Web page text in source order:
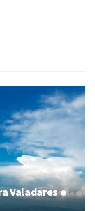
Valadares e